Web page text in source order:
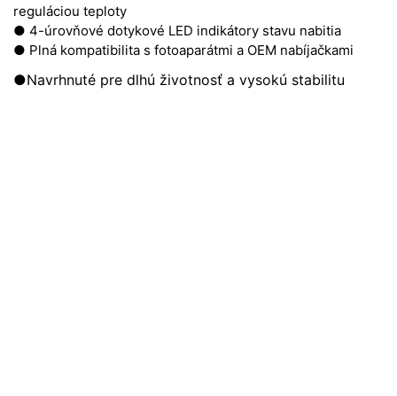
reguláciou teploty
● 4-úrovňové dotykové LED indikátory stavu nabitia
● Plná kompatibilita s fotoaparátmi a OEM nabíjačkami
●Navrhnuté pre dlhú životnosť a vysokú stabilitu